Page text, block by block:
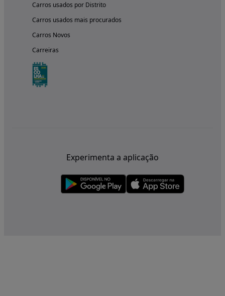
Carros usados por Distrito
Carros usados mais procurados
Carros Novos
Carreiras
Experimenta a aplicação